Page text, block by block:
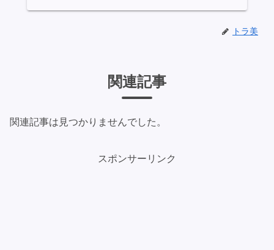
トラ美
関連記事
関連記事は見つかりませんでした。
スポンサーリンク